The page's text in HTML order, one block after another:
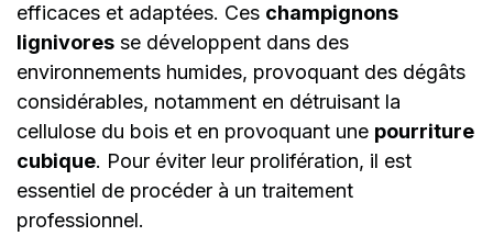
efficaces et adaptées. Ces champignons
lignivores se développent dans des
environnements humides, provoquant des dégâts
considérables, notamment en détruisant la
cellulose du bois et en provoquant une pourriture
cubique. Pour éviter leur prolifération, il est
essentiel de procéder à un traitement
professionnel.